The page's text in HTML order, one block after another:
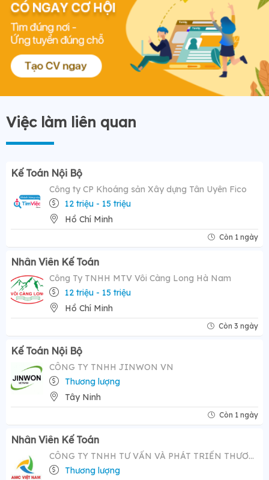
Việc làm liên quan
Kế Toán Nội Bộ
Công ty CP Khoáng sản Xây dựng Tân Uyên Fico
12 triệu - 15 triệu
Hồ Chí Minh
Còn 1 ngày
Nhân Viên Kế Toán
Công Ty TNHH MTV Vôi Càng Long Hà Nam
12 triệu - 15 triệu
Hồ Chí Minh
Còn 3 ngày
Kế Toán Nội Bộ
CÔNG TY TNHH JINWON VN
Thương lượng
Tây Ninh
Còn 1 ngày
Nhân Viên Kế Toán
CÔNG TY TNHH TƯ VẤN VÀ PHÁT TRIỂN THƯƠNG HIỆU AMC VIỆT NAM
Thương lượng